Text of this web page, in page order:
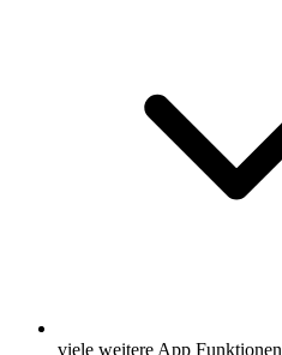
viele weitere App Funktionen